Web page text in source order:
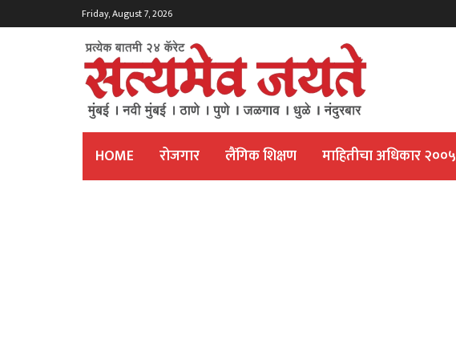
Friday, August 7, 2026
HOME रोजगार लैंगिक शिक्षण माहितीचा अधिकार २००५